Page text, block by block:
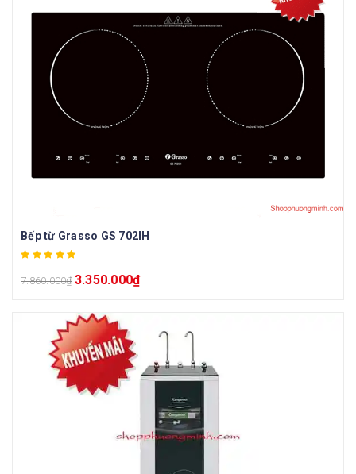
Bếp từ Grasso GS 702IH
7.860.000₫ 3.350.000₫